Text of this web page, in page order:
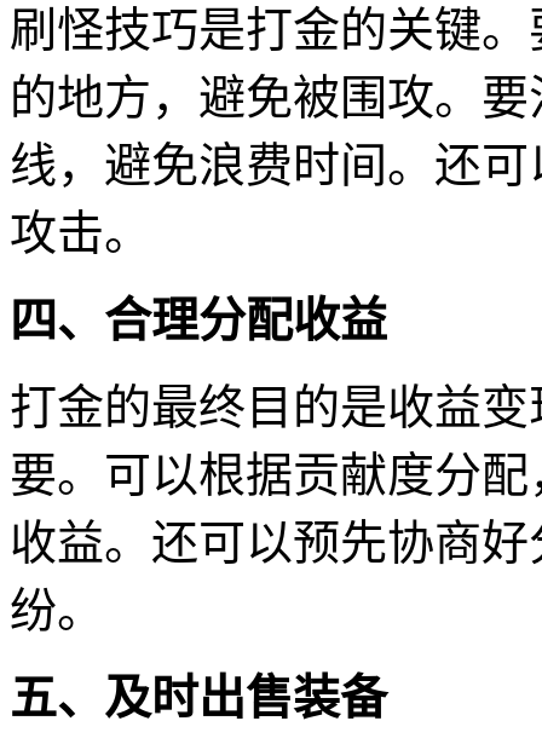
刷怪技巧是打金的关键
的地方，避免被围攻。
线，避免浪费时间。还
攻击。
四、合理分配收益
打金的最终目的是收益
要。可以根据贡献度分
收益。还可以预先协商
纷。
五、及时出售装备